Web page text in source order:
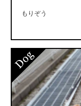
もりぞう